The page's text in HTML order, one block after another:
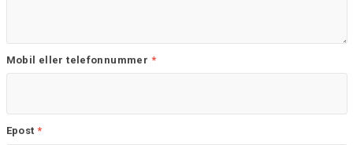
Mobil eller telefonnummer *
Epost *